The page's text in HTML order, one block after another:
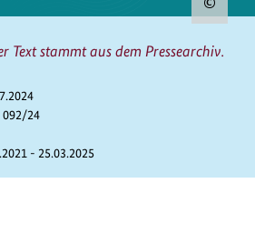
zum
Text stammt aus dem Pressearchiv.
092/24
- 25.03.2025